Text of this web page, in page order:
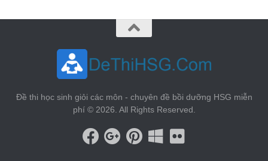
Đề thi học sinh giỏi các môn - chuyên đề bồi dưỡng HSG miễn
phí © 2026. All Rights Reserved.